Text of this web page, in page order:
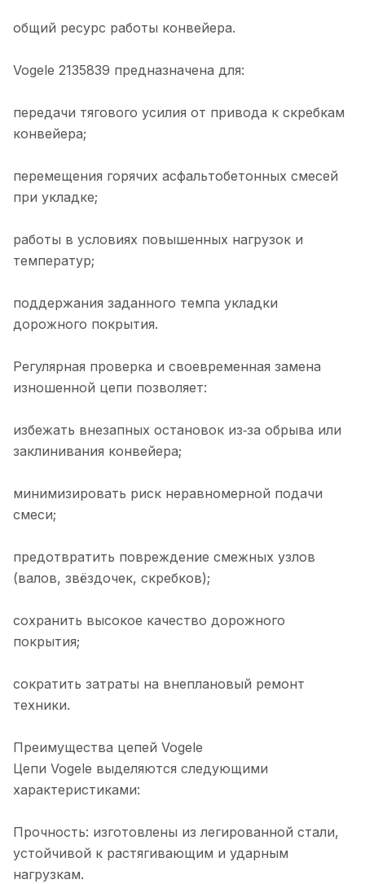
общий ресурс работы конвейера.
Vogele 2135839 предназначена для:
передачи тягового усилия от привода к скребкам
конвейера;
перемещения горячих асфальтобетонных смесей
при укладке;
работы в условиях повышенных нагрузок и
температур;
поддержания заданного темпа укладки
дорожного покрытия.
Регулярная проверка и своевременная замена
изношенной цепи позволяет:
избежать внезапных остановок из‑за обрыва или
заклинивания конвейера;
минимизировать риск неравномерной подачи
смеси;
предотвратить повреждение смежных узлов
(валов, звёздочек, скребков);
сохранить высокое качество дорожного
покрытия;
сократить затраты на внеплановый ремонт
техники.
Преимущества цепей Vogele
Цепи Vogele выделяются следующими
характеристиками:
Прочность: изготовлены из легированной стали,
устойчивой к растягивающим и ударным
нагрузкам.